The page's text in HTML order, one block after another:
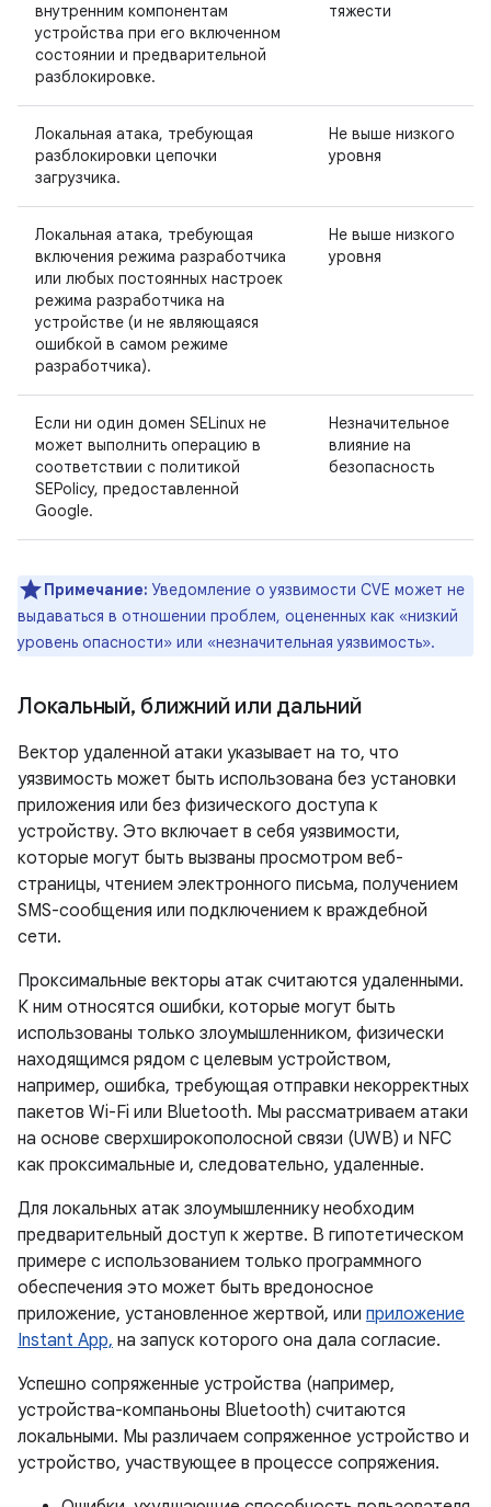
внутренним компонентам
устройства при его включенном
состоянии и предварительной
разблокировке.
тяжести
Локальная атака, требующая
разблокировки цепочки
загрузчика.
Не выше низкого
уровня
Локальная атака, требующая
включения режима разработчика
или любых постоянных настроек
режима разработчика на
устройстве (и не являющаяся
ошибкой в ​​самом режиме
разработчика).
Не выше низкого
уровня
Если ни один домен SELinux не
может выполнить операцию в
соответствии с политикой
SEPolicy, предоставленной
Google.
Незначительное
влияние на
безопасность
Примечание: Уведомление о уязвимости CVE может не
выдаваться в отношении проблем, оцененных как «низкий
уровень опасности» или «незначительная уязвимость».
Локальный, ближний или дальний
Вектор удаленной атаки указывает на то, что
уязвимость может быть использована без установки
приложения или без физического доступа к
устройству. Это включает в себя уязвимости,
которые могут быть вызваны просмотром веб-
страницы, чтением электронного письма, получением
SMS-сообщения или подключением к враждебной
сети.
Проксимальные векторы атак считаются удаленными.
К ним относятся ошибки, которые могут быть
использованы только злоумышленником, физически
находящимся рядом с целевым устройством,
например, ошибка, требующая отправки некорректных
пакетов Wi-Fi или Bluetooth. Мы рассматриваем атаки
на основе сверхширокополосной связи (UWB) и NFC
как проксимальные и, следовательно, удаленные.
Для локальных атак злоумышленнику необходим
предварительный доступ к жертве. В гипотетическом
примере с использованием только программного
обеспечения это может быть вредоносное
приложение, установленное жертвой, или приложение
Instant App, на запуск которого она дала согласие.
Успешно сопряженные устройства (например,
устройства-компаньоны Bluetooth) считаются
локальными. Мы различаем сопряженное устройство и
устройство, участвующее в процессе сопряжения.